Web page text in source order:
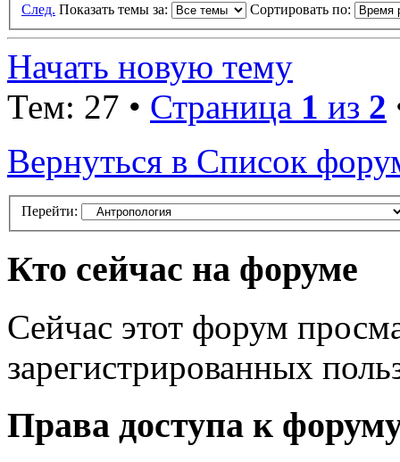
След. Показать темы за: Сортировать по:
Начать новую тему
Тем: 27 • Страница 1 из 2
Вернуться в Список
Перейти:
Кто сейчас на форуме
Сейчас этот форум
зарегистрированных
Права доступа к